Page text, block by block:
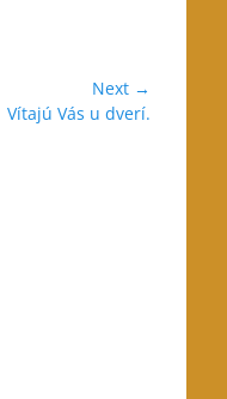
Next →
Vítajú Vás u dverí.